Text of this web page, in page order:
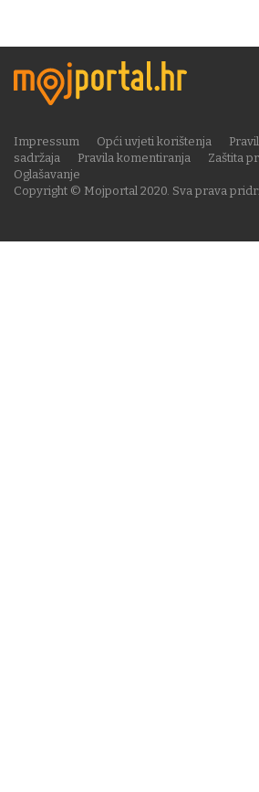
Copyright © Mojportal 2020. Sva prava
Impressum Opći uvjeti korištenja
sadržaja
Pravila komentiranja Zaštita
Oglašavanje